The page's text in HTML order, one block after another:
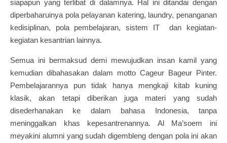
siapapun yang terlibat di dalamnya. Hal ini ditandai dengan
diperbaharuinya pola pelayanan katering, laundry, penanganan
kedisiplinan, pola pembelajaran, sistem IT dan kegiatan-
kegiatan kesantrian lainnya.
Semua ini bermaksud demi mewujudkan insan kamil yang
kemudian dibahasakan dalam motto Cageur Bageur Pinter.
Pembelajarannya pun tidak hanya mengkaji kitab kuning
klasik, akan tetapi diberikan juga materi yang sudah
disederhanakan ke dalam bahasa Indonesia, tanpa
meninggalkan khas kepesantrenannya. Al Ma’soem ini
meyakini alumni yang sudah digembleng dengan pola ini akan